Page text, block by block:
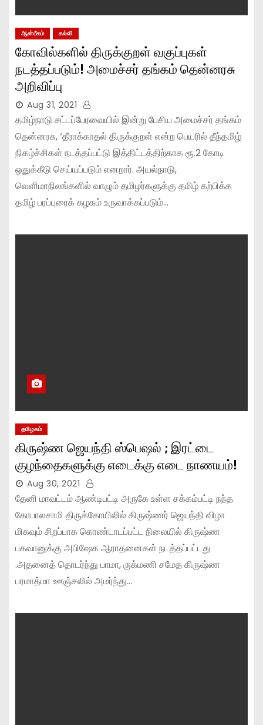
ஆன்மீகம் கல்வி
கோவில்களில் திருக்குறள் வகுப்புகள்
நடத்தப்படும்! அமைச்சர் தங்கம் தென்னரசு
அறிவிப்பு
Aug 31, 2021
தமிழ்நாடு சட்டப்பேரவையில் இன்று பேசிய அமைச்சர் தங்கம்
தென்னரசு, ‘தீராக்காதல் திருக்குறள் என்ற பெயரில் தீந்தமிழ்
நிகழ்ச்சிகள் நடத்தப்பட்டு இத்திட்டத்திற்காக ரூ.2 கோடி
ஒதுக்கீடு செய்யப்படும் எனறார். அயல்நாடு,
வெளிமாநிலங்களில் வாழும் தமிழர்களுக்கு தமிழ் கற்பிக்க
தமிழ் பரப்புரைக் கழகம் உருவாக்கப்படும்…
தமிழகம்
கிருஷ்ண ஜெயந்தி ஸ்பெஷல் ; இரட்டை
குழந்தைகளுக்கு எடைக்கு எடை நாணயம்!
Aug 30, 2021
தேனி மாவட்டம் ஆண்டிபட்டி அருகே உள்ள சக்கம்பட்டி நந்த
கோபாலசாமி திருக்கோயிலில் கிருஷ்ணர் ஜெயந்தி விழா
மிகவும் சிறப்பாக கொண்டாடப்பட்ட நிலையில் கிருஷ்ண
பகவானுக்கு அபிஷேக ஆராதனைகள் நடத்தப்பட்டது
.அதனைத் தொடர்ந்து பாமா, ருக்மணி சமேத கிருஷ்ண
பரமாத்மா ஊஞ்சலில் அமர்ந்து…